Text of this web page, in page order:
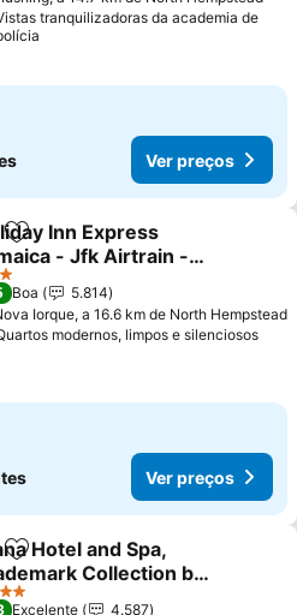
tranquilizadoras da academia de
Ver preços
Adicionar aos favoritos
Inn Express
- Jfk Airtrain -
By Ihg
Boa
5.814
Iorque, a 16.6 km de North Hempstead
modernos, limpos e silenciosos
Ver preços
Adicionar aos favoritos
Hotel and Spa,
Collection by
Excelente 4.587